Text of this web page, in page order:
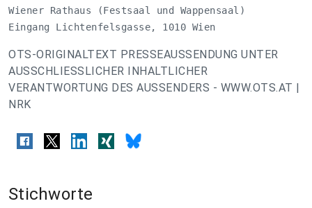
Wiener Rathaus (Festsaal und Wappensaal)
Eingang Lichtenfelsgasse, 1010 Wien
OTS-ORIGINALTEXT PRESSEAUSSENDUNG UNTER
AUSSCHLIESSLICHER INHALTLICHER
VERANTWORTUNG DES AUSSENDERS - WWW.OTS.AT |
NRK
Stichworte